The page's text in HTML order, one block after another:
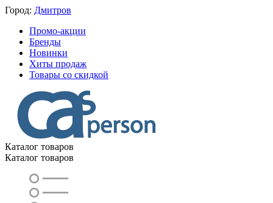
Город: Дмитров
Промо-акции
Бренды
Новинки
Хиты продаж
Товары со скидкой
Каталог товаров
Каталог товаров